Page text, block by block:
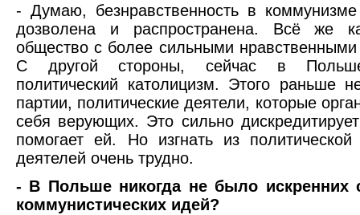
- Думаю, безнравственность в
дозволена и распространена. Всё же
общество с более сильными
С другой стороны, сейчас в
политический католицизм. Этого раньше
партии, политические деятели, которые
себя верующих. Это сильно
помогает ей. Но изгнать из
деятелей очень трудно.
- В Польше никогда не было искренних
коммунистических идей?